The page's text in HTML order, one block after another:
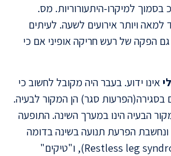
בסמוך למיקרו-היתעורוריות. מס.
למאה ויותר אירועים לשעה. לעיתים
גם הפקה של רעש חריקה אופיני אם כי
אינו ידוע. בעבר היה מקובל לחשוב כי
בסגירה(הפרעות סגר) הן המקור לבעיה.
הבעיה הינו במערך השינה. התופעה
הפרעת תנועה בשינה בדומה
ל"זריקת רגלים" (Restless leg syndrome), ו"טיקים"